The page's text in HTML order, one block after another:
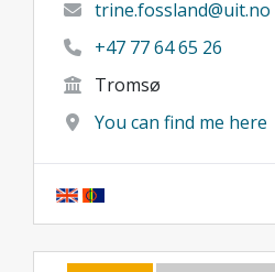
trine.fossland@uit.no
+47 77 64 65 26
Tromsø
You can find me here